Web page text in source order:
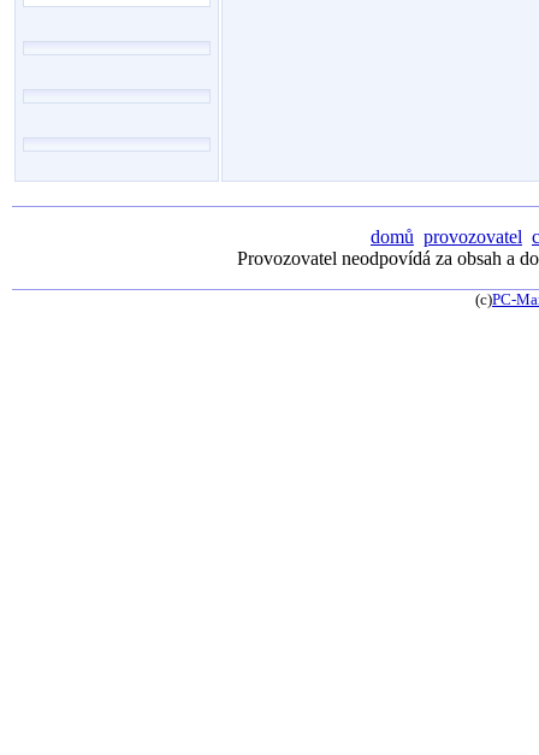
domů provozovatel
Provozovatel neodpovídá za obsah a
(c)PC-